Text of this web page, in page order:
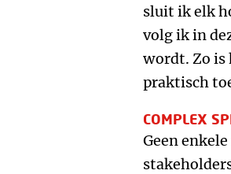
sluit ik elk
volg ik in
wordt. Zo is
praktisch
COMPLEX
Geen